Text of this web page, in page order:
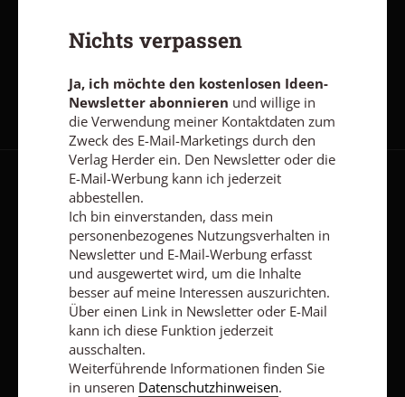
AGB und Widerrufsbelehrung Datenschutz
Impressum
Vertrag widerrufen Abo online kündigen
Nichts verpassen
Ja, ich möchte den kostenlosen Ideen-
Newsletter abonnieren und willige in
die Verwendung meiner Kontaktdaten zum
Zweck des E-Mail-Marketings durch den
Verlag Herder ein. Den Newsletter oder die
E-Mail-Werbung kann ich jederzeit
abbestellen.
Ich bin einverstanden, dass mein
personenbezogenes Nutzungsverhalten in
Newsletter und E-Mail-Werbung erfasst
und ausgewertet wird, um die Inhalte
besser auf meine Interessen auszurichten.
Über einen Link in Newsletter oder E-Mail
kann ich diese Funktion jederzeit
ausschalten.
Weiterführende Informationen finden Sie
in unseren Datenschutzhinweisen.